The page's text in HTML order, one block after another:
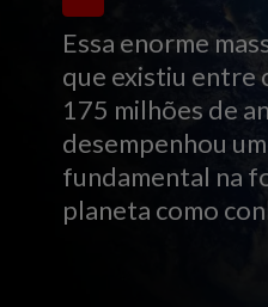
Essa enorme
que existiu entre
175 milhões de
desempenhou
fundamental na
planeta como